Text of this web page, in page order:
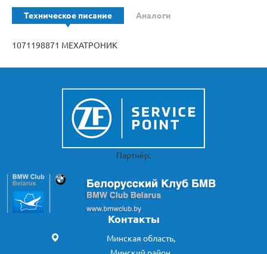
Техническое писание Аналоги
1071198871 МЕХАТРОНИК
Партнёр:
Контакты
Минская область,